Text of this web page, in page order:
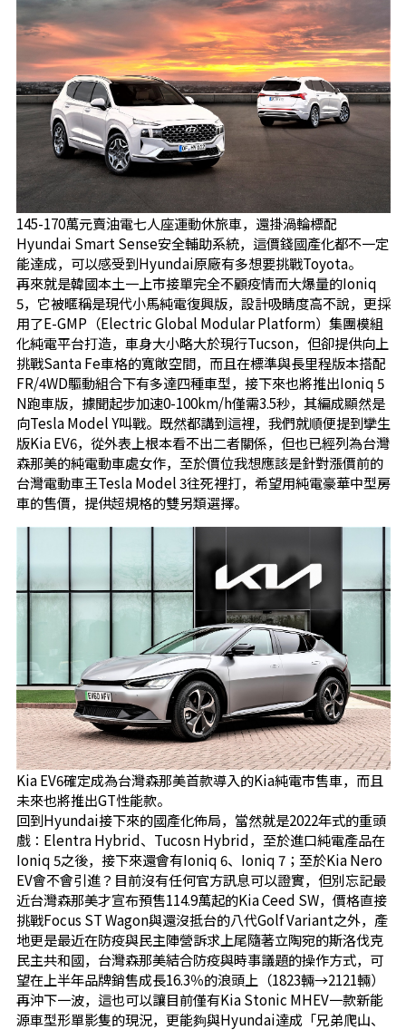
145-170萬元賣油電七人座運動休旅車，還掛渦輪標配
Hyundai Smart Sense安全輔助系統，這價錢國產化都不一定
能達成，可以感受到Hyundai原廠有多想要挑戰Toyota。
再來就是韓國本土一上市接單完全不顧疫情而大爆量的Ioniq
5，它被暱稱是現代小馬純電復興版，設計吸睛度高不說，更採
用了E-GMP（Electric Global Modular Platform）集團模組
化純電平台打造，車身大小略大於現行Tucson，但卻提供向上
挑戰Santa Fe車格的寬敞空間，而且在標準與長里程版本搭配
FR/4WD驅動組合下有多達四種車型，接下來也將推出Ioniq 5
N跑車版，據聞起步加速0-100km/h僅需3.5秒，其編成顯然是
向Tesla Model Y叫戰。既然都講到這裡，我們就順便提到攣生
版Kia EV6，從外表上根本看不出二者關係，但也已經列為台灣
森那美的純電動車處女作，至於價位我想應該是針對漲價前的
台灣電動車王Tesla Model 3往死裡打，希望用純電豪華中型房
車的售價，提供超規格的雙另類選擇。
Kia EV6確定成為台灣森那美首款導入的Kia純電市售車，而且
未來也將推出GT性能款。
回到Hyundai接下來的國產化佈局，當然就是2022年式的重頭
戲：Elentra Hybrid、Tucosn Hybrid，至於進口純電產品在
Ioniq 5之後，接下來還會有Ioniq 6、Ioniq 7；至於Kia Nero
EV會不會引進？目前沒有任何官方訊息可以證實，但別忘記最
近台灣森那美才宣布預售114.9萬起的Kia Ceed SW，價格直接
挑戰Focus ST Wagon與還沒抵台的八代Golf Variant之外，產
地更是最近在防疫與民主陣營訴求上尾隨著立陶宛的斯洛伐克
民主共和國，台灣森那美結合防疫與時事議題的操作方式，可
望在上半年品牌銷售成長16.3％的浪頭上（1823輛→2121輛）
再沖下一波，這也可以讓目前僅有Kia Stonic MHEV一款新能
源車型形單影隻的現況，更能夠與Hyundai達成「兄弟爬山、